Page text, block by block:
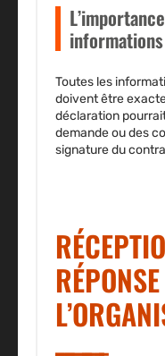
Toutes les
doivent être
déclaration
demande ou des
signature du